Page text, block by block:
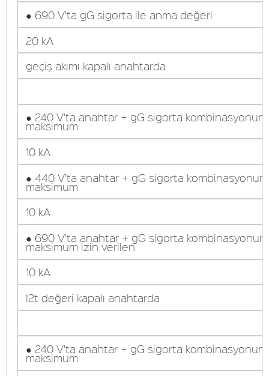
● 690 V'ta gG sigorta ile anma değeri
20 kA
geçiş akımı kapalı anahtarda
● 240 V'ta anahtar + gG sigorta
maksimum
10 kA
● 440 V'ta anahtar + gG sigorta
maksimum
10 kA
● 690 V'ta anahtar + gG sigorta
maksimum izin verilen
10 kA
I2t değeri kapalı anahtarda
● 240 V'ta anahtar + gG sigorta
maksimum